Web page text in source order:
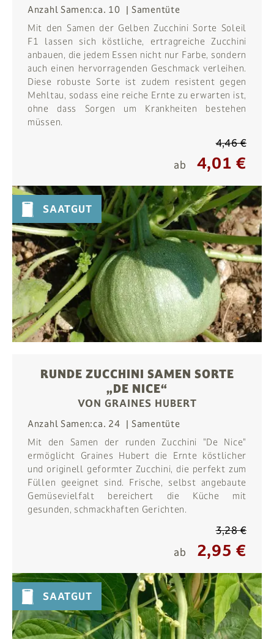
Anzahl Samen:ca. 10
Samentüte
Mit den Samen der Gelben Zucchini Sorte Soleil
F1 lassen sich köstliche, ertragreiche Zucchini
anbauen, die jedem Essen nicht nur Farbe, sondern
auch einen hervorragenden Geschmack verleihen.
Diese robuste Sorte ist zudem resistent gegen
Mehltau, sodass eine reiche Ernte zu erwarten ist,
ohne dass Sorgen um Krankheiten bestehen
müssen.
4,46 €
ab
4,01 €
SAATGUT
RUNDE ZUCCHINI SAMEN SORTE
„DE NICE“
VON GRAINES HUBERT
Anzahl Samen:ca. 24
Samentüte
Mit den Samen der runden Zucchini "De Nice"
ermöglicht Graines Hubert die Ernte köstlicher
und originell geformter Zucchini, die perfekt zum
Füllen geeignet sind. Frische, selbst angebaute
Gemüsevielfalt bereichert die Küche mit
gesunden, schmackhaften Gerichten.
3,28 €
ab
2,95 €
SAATGUT